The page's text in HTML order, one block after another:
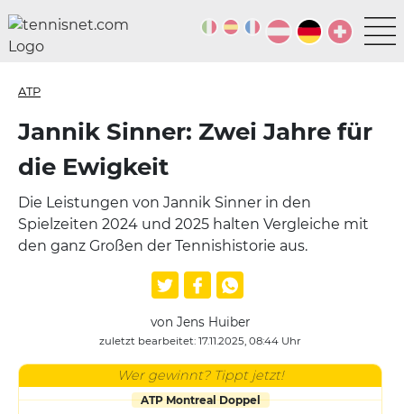
ATP
Jannik Sinner: Zwei Jahre für
die Ewigkeit
Die Leistungen von Jannik Sinner in den
Spielzeiten 2024 und 2025 halten Vergleiche mit
den ganz Großen der Tennishistorie aus.
von Jens Huiber
zuletzt bearbeitet: 17.11.2025, 08:44 Uhr
Wer gewinnt? Tippt jetzt!
ATP Montreal Doppel